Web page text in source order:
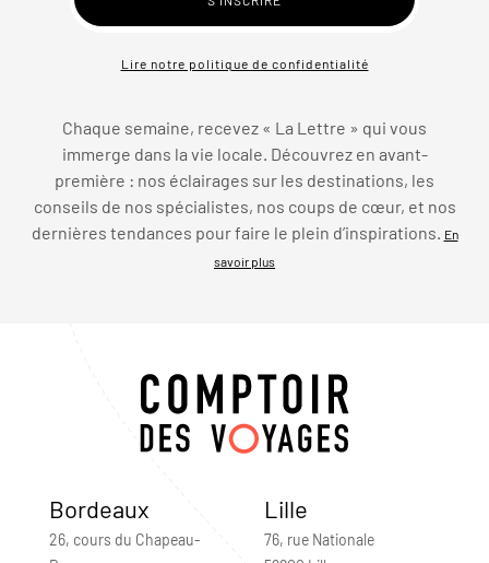
Lire notre politique de confidentialité
Chaque semaine, recevez « La Lettre » qui vous
immerge dans la vie locale. Découvrez en avant-
première : nos éclairages sur les destinations, les
conseils de nos spécialistes, nos coups de cœur, et nos
dernières tendances pour faire le plein d’inspirations.
En
savoir plus
Bordeaux
26, cours du Chapeau-
Lille
76, rue Nationale